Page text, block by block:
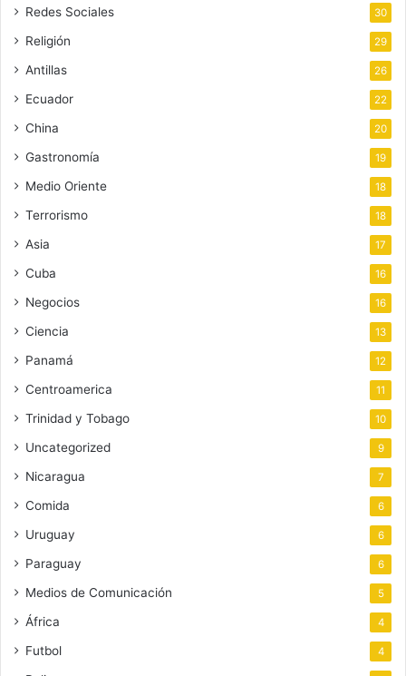
Redes Sociales 30
Religión 29
Antillas 26
Ecuador 22
China 20
Gastronomía 19
Medio Oriente 18
Terrorismo 18
Asia 17
Cuba 16
Negocios 16
Ciencia 13
Panamá 12
Centroamerica 11
Trinidad y Tobago 10
Uncategorized 9
Nicaragua 7
Comida 6
Uruguay 6
Paraguay 6
Medios de Comunicación 5
África 4
Futbol 4